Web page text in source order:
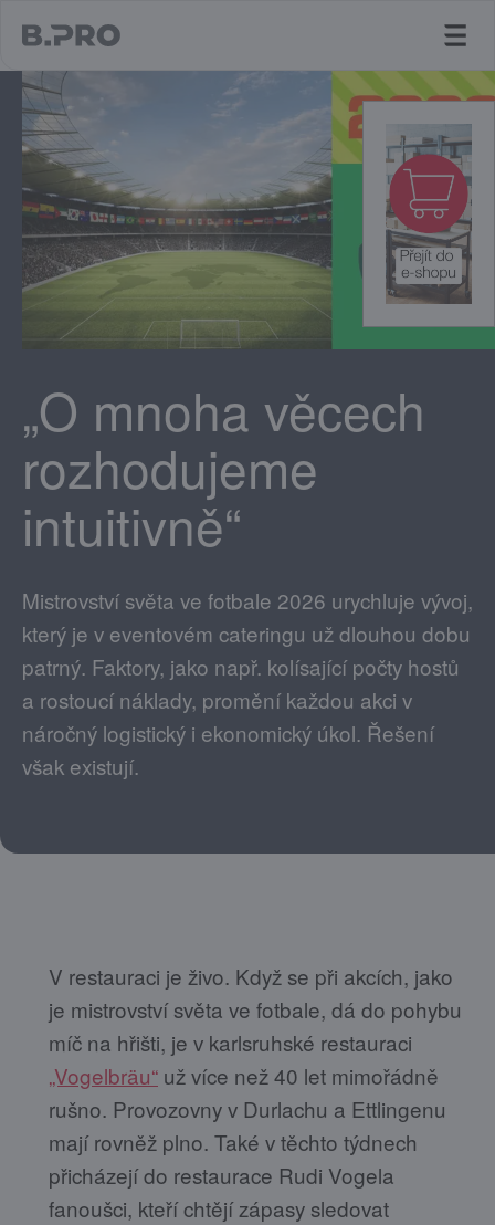
„O mnoha věcech
rozhodujeme
intuitivně“
Mistrovství světa ve fotbale 2026 urychluje vývoj,
který je v eventovém cateringu už dlouhou dobu
patrný. Faktory, jako např. kolísající počty hostů
a rostoucí náklady, promění každou akci v
náročný logistický i ekonomický úkol. Řešení
však existují.
V restauraci je živo. Když se při akcích, jako
je mistrovství světa ve fotbale, dá do pohybu
míč na hřišti, je v karlsruhské restauraci
„Vogelbräu“ už více než 40 let mimořádně
rušno. Provozovny v Durlachu a Ettlingenu
mají rovněž plno. Také v těchto týdnech
přicházejí do restaurace Rudi Vogela
fanoušci, kteří chtějí zápasy sledovat